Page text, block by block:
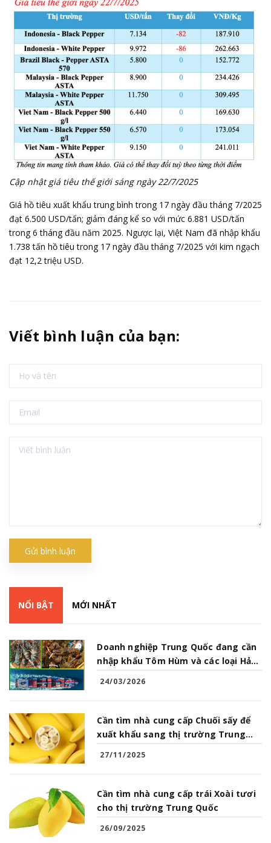
Cập nhật giá tiêu thế giới sáng ngày 22/7/2025
Giá hồ tiêu xuất khẩu trung bình trong 17 ngày đầu tháng 7/2025
đạt 6.500 USD/tấn; giảm đáng kể so với mức 6.881 USD/tấn
trong 6 tháng đầu năm 2025. Ngược lại, Việt Nam đã nhập khẩu
1.738 tấn hồ tiêu trong 17 ngày đầu tháng 7/2025 với kim ngạch
đạt 12,2 triệu USD.
Viết bình luận của bạn:
Gửi bình luận
NỔI BẬT MỚI NHẤT
Doanh nghiệp Trung Quốc đang cần
nhập khẩu Tôm Hùm và các loại Hải
24/03/2026
Cần tìm nhà cung cấp Chuối sấy để
xuất khẩu sang thị trường Trung
27/11/2025
Cần tìm nhà cung cấp trái Xoài tươi
cho thị trường Trung Quốc
26/09/2025